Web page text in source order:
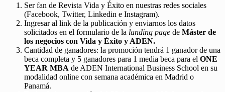
Ser fan de Revista Vida y Éxito en nuestras redes sociales
(Facebook, Twitter, Linkedin e Instagram).
Ingresar al link de la publicación y enviarnos los datos
solicitados en el formulario de la landing page de Máster de
los negocios con Vida y Éxito y ADEN.
Cantidad de ganadores: la promoción tendrá 1 ganador de una
beca completa y 5 ganadores para 1 media beca para el ONE
YEAR MBA de ADEN International Business School en su
modalidad online con semana académica en Madrid o
Panamá.